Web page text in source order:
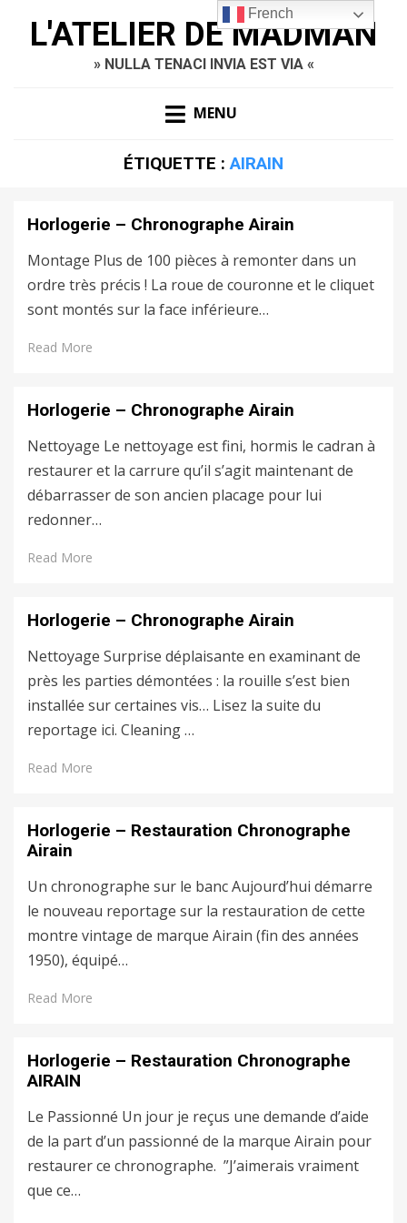
L'ATELIER DE MADMAN
» NULLA TENACI INVIA EST VIA «
MENU
ÉTIQUETTE : AIRAIN
Horlogerie – Chronographe Airain
Montage Plus de 100 pièces à remonter dans un
ordre très précis ! La roue de couronne et le cliquet
sont montés sur la face inférieure…
Read More
Horlogerie – Chronographe Airain
Nettoyage Le nettoyage est fini, hormis le cadran à
restaurer et la carrure qu’il s’agit maintenant de
débarrasser de son ancien placage pour lui
redonner…
Read More
Horlogerie – Chronographe Airain
Nettoyage Surprise déplaisante en examinant de
près les parties démontées : la rouille s’est bien
installée sur certaines vis… Lisez la suite du
reportage ici. Cleaning …
Read More
Horlogerie – Restauration Chronographe
Airain
Un chronographe sur le banc Aujourd’hui démarre
le nouveau reportage sur la restauration de cette
montre vintage de marque Airain (fin des années
1950), équipé…
Read More
Horlogerie – Restauration Chronographe
AIRAIN
Le Passionné Un jour je reçus une demande d’aide
de la part d’un passionné de la marque Airain pour
restaurer ce chronographe. ”J’aimerais vraiment
que ce…
French